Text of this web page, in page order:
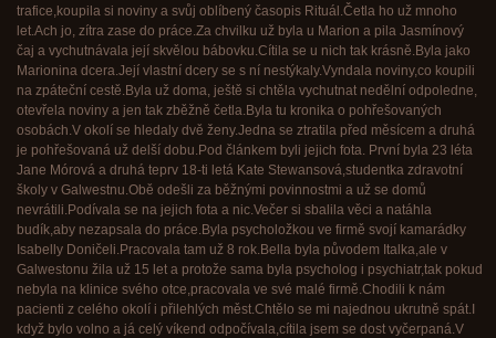
trafice,koupila si noviny a svůj oblíbený časopis Rituál.Četla ho už mnoho
let.Ach jo, zítra zase do práce.Za chvilku už byla u Marion a pila Jasmínový
čaj a vychutnávala její skvělou bábovku.Cítila se u nich tak krásně.Byla jako
Marionina dcera.Její vlastní dcery se s ní nestýkaly.Vyndala noviny,co koupili
na zpáteční cestě.Byla už doma, ještě si chtěla vychutnat nedělní odpoledne,
otevřela noviny a jen tak zběžně četla.Byla tu kronika o pohřešovaných
osobách.V okolí se hledaly dvě ženy.Jedna se ztratila před měsícem a druhá
je pohřešovaná už delší dobu.Pod článkem byli jejich fota. První byla 23 léta
Jane Mórová a druhá teprv 18-ti letá Kate Stewansová,studentka zdravotní
školy v Galwestnu.Obě odešli za běžnými povinnostmi a už se domů
nevrátili.Podívala se na jejich fota a nic.Večer si sbalila věci a natáhla
budík,aby nezapsala do práce.Byla psycholožkou ve firmě svojí kamarádky
Isabelly Doničeli.Pracovala tam už 8 rok.Bella byla původem Italka,ale v
Galwestonu žila už 15 let a protože sama byla psycholog i psychiatr,tak pokud
nebyla na klinice svého otce,pracovala ve své malé firmě.Chodili k nám
pacienti z celého okolí i přilehlých měst.Chtělo se mi najednou ukrutně spát.I
když bylo volno a já celý víkend odpočívala,cítila jsem se dost vyčerpaná.V